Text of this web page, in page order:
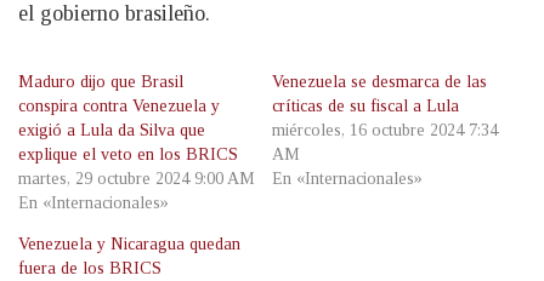
el gobierno brasileño.
Maduro dijo que Brasil
conspira contra Venezuela y
exigió a Lula da Silva que
explique el veto en los BRICS
martes, 29 octubre 2024 9:00 AM
En «Internacionales»
Venezuela se desmarca de las
críticas de su fiscal a Lula
miércoles, 16 octubre 2024 7:34
AM
En «Internacionales»
Venezuela y Nicaragua quedan
fuera de los BRICS